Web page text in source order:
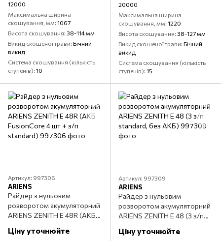
12000
Максимальна ширина
скошування, мм 1067
Висота скошування 38-114 мм
Викид скошеної трави Бічний
викид
Система скошування (кількість
ступенів) 10
20000
Максимальна ширина
скошування, мм 1220
Висота скошування 38-127 мм
Викид скошеної трави Бічний
викид
Система скошування (кількість
ступенів) 15
Артикул: 997306
ARIENS
Райдер з нульовим
розворотом акумуляторний
ARIENS ZENITH E 48R (АКБ
standard)
Ціну уточнюйте
Артикул: 997309
ARIENS
Райдер з нульовим
розворотом акумуляторний
ARIENS ZENITH E 48 (З з/п
Ціну уточнюйте